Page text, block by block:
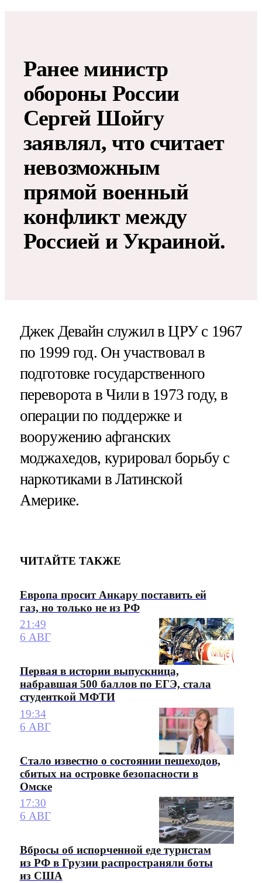
Ранее министр
обороны России
Сергей Шойгу
заявлял, что считает
невозможным
прямой военный
конфликт между
Россией и Украиной.
Джек Девайн служил в ЦРУ с 1967
по 1999 год. Он участвовал в
подготовке государственного
переворота в Чили в 1973 году, в
операции по поддержке и
вооружению афганских
моджахедов, курировал борьбу с
наркотиками в Латинской
Америке.
ЧИТАЙТЕ ТАКЖЕ
Европа просит Анкару поставить ей
газ, но только не из РФ
21:49
6 АВГ
Первая в истории выпускница,
набравшая 500 баллов по ЕГЭ, стала
студенткой МФТИ
19:34
6 АВГ
Стало известно о состоянии пешеходов,
сбитых на островке безопасности в
Омске
17:30
6 АВГ
Вбросы об испорченной еде туристам
из РФ в Грузии распространяли боты
из США